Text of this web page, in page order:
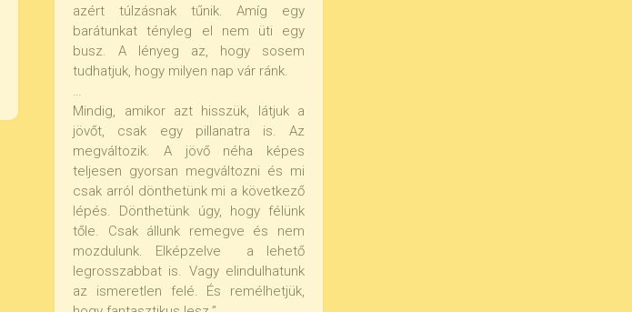
azért túlzásnak tűnik. Amíg egy
barátunkat tényleg el nem üti egy
busz. A lényeg az, hogy sosem
tudhatjuk, hogy milyen nap vár ránk.
…
Mindig, amikor azt hisszük, látjuk a
jövőt, csak egy pillanatra is. Az
megváltozik. A jövő néha képes
teljesen gyorsan megváltozni és mi
csak arról dönthetünk mi a következő
lépés. Dönthetünk úgy, hogy félünk
tőle. Csak állunk remegve és nem
mozdulunk. Elképzelve a lehető
legrosszabbat is. Vagy elindulhatunk
az ismeretlen felé. És remélhetjük,